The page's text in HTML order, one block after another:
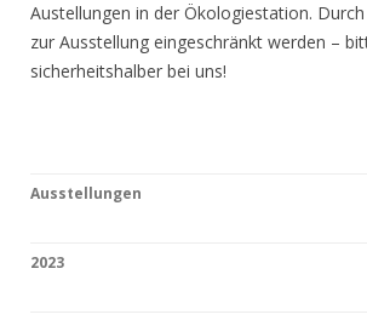
Austellungen in der Ökologiestation.
zur Ausstellung eingeschränkt werden –
sicherheitshalber bei uns!
Ausstellungen
2023